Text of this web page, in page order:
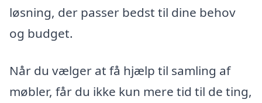
løsning, der passer bedst til dine behov
og budget.
Når du vælger at få hjælp til samling af
møbler, får du ikke kun mere tid til de ting,